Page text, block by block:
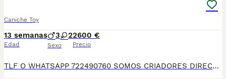
Caniche Toy
13 semanas
Edad
3 2
Sexo
2600 €
Precio
TLF O WHATSAPP 722490760 SOMOS CRIADORES DIRECTOS. DEDICACIÓN, SELECCIÓN, Y BIENESTAR NOS DEFINEN DURANTE MÁS DE 20 AÑOS. NUESTROS BEBÉS NACEN Y SE CRÍAN EN NUESTRO CENTRO GARANTIZANDO ASÍ SU CORRECTA SOCIABILIZACION DESARROLLO NEUROLOGICO, CARÁCTER PERSONALIDAD Y SALUD. SE ENTREGAN A PARTIR DE LOS DOS MESES CON SU PLAN CORRESPONDIENTE POR EDAD DE VACUNACIÓN, DESPARASITADOS INTERNA Y EXTERNAMENTE CON SU MICROCHIP IMPLANTADO Y DADO DE ALTA EN EL ANICOM, CONTRATO DE COMPRA CON GARANTÍAS VÍRICAS DE 15 DÍAS, Y CONGÉNITAS DONDE GARANTIZAMOS SU CORRECTO DESARROLLO. ENVIAMOS A TODA ESPAÑA MEDIANTE TRANSPORTE PRIVADO PARA QUE SEA CONFORTABLE Y SUPERVISADO HASTA EL INSTANTE DE LLEGAR A CASA. PRECIOS Y FOTOS REALES!!! SI BUSCAS UN COMPAÑERO SANO Y EQUILIBRADO ESTE ES EL LUGAR! TE ASESORAREMOS ANTES DURANTE Y DESPUÉS DE LA ENTREGA PARA QUE TODO SEA LO MAS AFABLE Y FACIL POSIBLE DURANTE LA ADAPTACION! NO DUDES EN CONSULTAR POR NUESTROS PEQUES AL 722 490 760